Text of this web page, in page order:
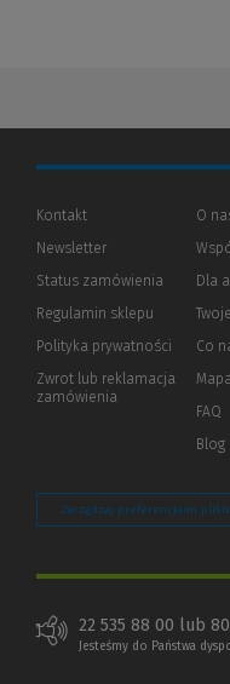
Kontakt
Newsletter
Status zamówienia
Regulamin sklepu
Polityka prywatności (Nowe
(Link
innej
Zwrot lub reklamacja
zamówienia
O
Dla
Co
FAQ
Blog
Zarządzaj preferencjami
22 535 88 00 lub
Jesteśmy do Państwa